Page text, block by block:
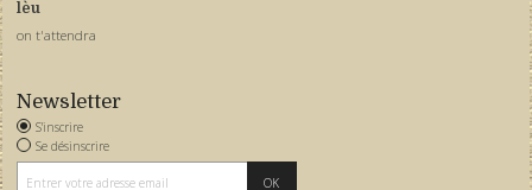
lèu
on t'attendra
Newsletter
S'inscrire
Se désinscrire